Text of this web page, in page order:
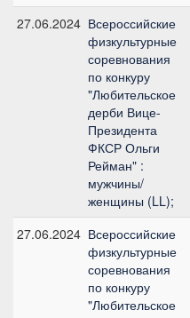
27.06.2024 Всероссийские
физкультурные
соревнования
по конкуру
"Любительское
дерби Вице-
Президента
ФКСР Ольги
Рейман" :
мужчины/
женщины (LL);
27.06.2024 Всероссийские
физкультурные
соревнования
по конкуру
"Любительское